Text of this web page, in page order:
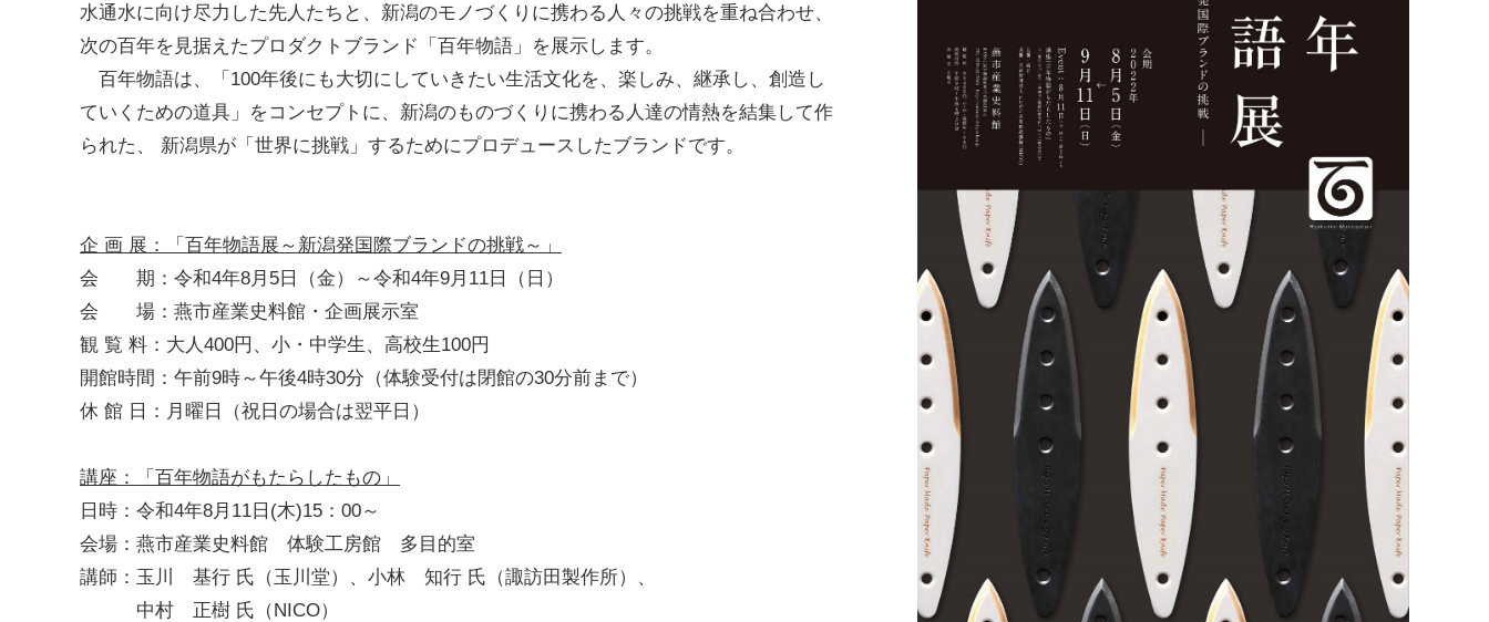
水通水に向け尽力した先人たちと、新潟のモノづくりに携わる人々の挑戦を重ね合わせ、
次の百年を見据えたプロダクトブランド「百年物語」を展示します。
百年物語は、「100年後にも大切にしていきたい生活文化を、楽しみ、継承し、創造し
ていくための道具」をコンセプトに、新潟のものづくりに携わる人達の情熱を結集して作
られた、 新潟県が「世界に挑戦」するためにプロデュースしたブランドです。
企 画 展：「百年物語展～新潟発国際ブランドの挑戦～」
会 期：令和4年8月5日（金）～令和4年9月11日（日）
会 場：燕市産業史料館・企画展示室
観 覧 料：大人400円、小・中学生、高校生100円
開館時間：午前9時～午後4時30分（体験受付は閉館の30分前まで）
休 館 日：月曜日（祝日の場合は翌平日）
講座：「百年物語がもたらしたもの」
日時：令和4年8月11日(木)15：00～
会場：燕市産業史料館 体験工房館 多目的室
講師：玉川 基行 氏（玉川堂）、小林 知行 氏（諏訪田製作所）、
中村 正樹 氏（NICO）